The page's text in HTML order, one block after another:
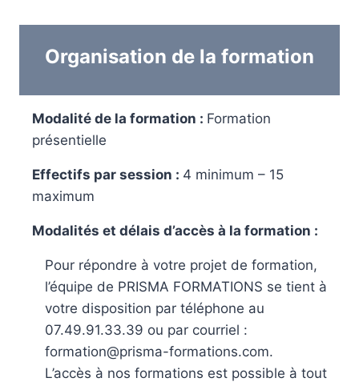
Organisation de la formation
Modalité de la formation : Formation
présentielle
Effectifs par session : 4 minimum – 15
maximum
Modalités et délais d’accès à la formation :
Pour répondre à votre projet de formation,
l’équipe de PRISMA FORMATIONS se tient à
votre disposition par téléphone au
07.49.91.33.39 ou par courriel :
formation@prisma-formations.com.
L’accès à nos formations est possible à tout